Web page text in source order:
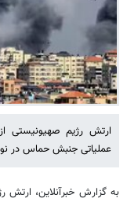
ارتش رژیم صهیونیستی
عملیاتی جنبش حماس در
به گزارش خبرآنلاین، ارتش